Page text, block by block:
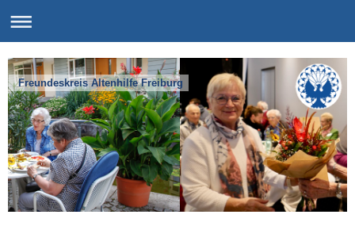
Freundeskreis Altenhilfe Freiburg